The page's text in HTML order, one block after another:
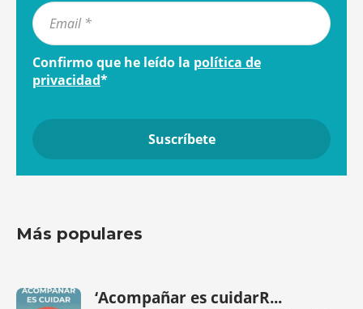
Confirmo que he leído la política de
privacidad*
Más populares
‘Acompañar es cuidarR...